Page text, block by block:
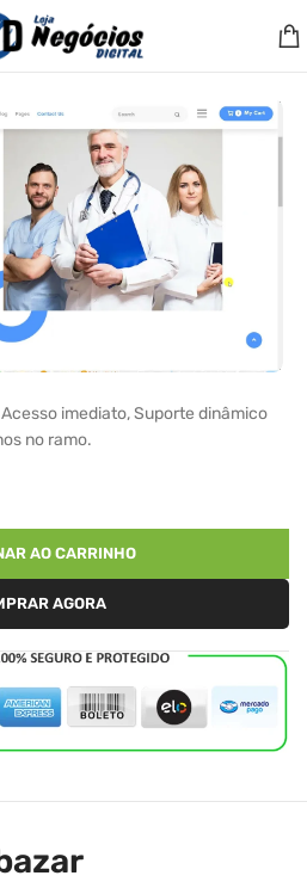
imediato, Suporte dinâmico
no ramo.
AO CARRINHO
AGORA